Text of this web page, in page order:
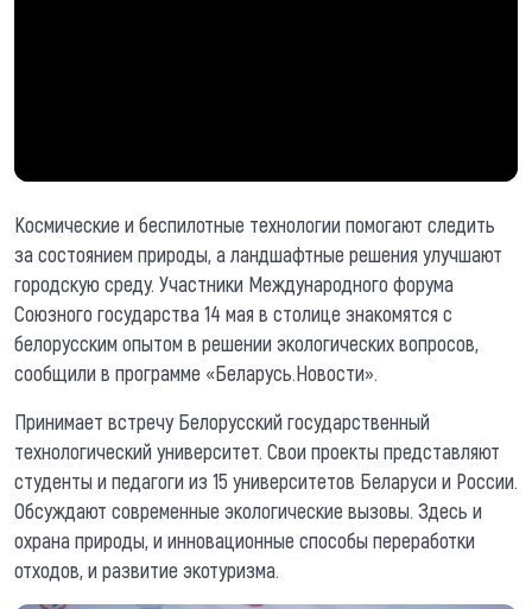
Космические и беспилотные технологии помогают следить
за состоянием природы, а ландшафтные решения улучшают
городскую среду. Участники Международного форума
Союзного государства 14 мая в столице знакомятся с
белорусским опытом в решении экологических вопросов,
сообщили в программе «Беларусь.Новости».
Принимает встречу Белорусский государственный
технологический университет. Свои проекты представляют
студенты и педагоги из 15 университетов Беларуси и России.
Обсуждают современные экологические вызовы. Здесь и
охрана природы, и инновационные способы переработки
отходов, и развитие экотуризма.